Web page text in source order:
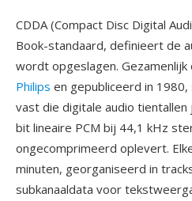
CDDA (Compact Disc Digital
Book-standaard, definieert de
wordt opgeslagen.
Philips en gepubliceerd in
vast die digitale audio
bit lineaire PCM bij 44,1 kHz
ongecomprimeerd oplevert.
minuten, georganiseerd in
subkanaaldata voor